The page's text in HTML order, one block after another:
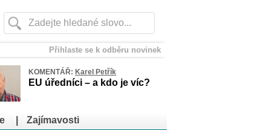
Přihlaste se k odběru novinek
KOMENTÁŘ: Karel Petřík
EU úředníci – a kdo je víc?
Zajímavosti